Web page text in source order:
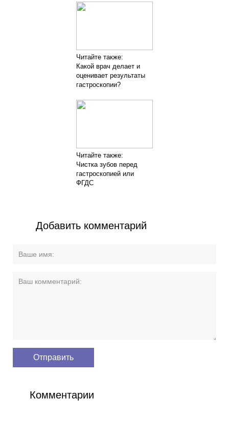
Читайте также:
Какой врач делает и
оценивает результаты
гастроскопии?
Читайте также:
Чистка зубов перед
гастроскопией или
ФГДС
Добавить комментарий
Комментарии